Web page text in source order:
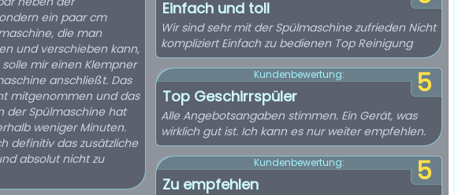
ein paar cm
die man
und verschieben kann,
mir einen Klempner
anschließt. Das
mitgenommen und das
der Spülmaschine hat
weniger Minuten.
definitiv das zusätzliche
absolut nicht zu
Einfach und toll
Wir sind sehr mit der Spülmaschine zufrieden Nicht
kompliziert Einfach zu bedienen Top Reinigung
5
Kundenbewertung:
Top Geschirrspüler
Alle Angebotsangaben stimmen. Ein Gerät, was
wirklich gut ist. Ich kann es nur weiter empfehlen.
5
Kundenbewertung:
Zu empfehlen